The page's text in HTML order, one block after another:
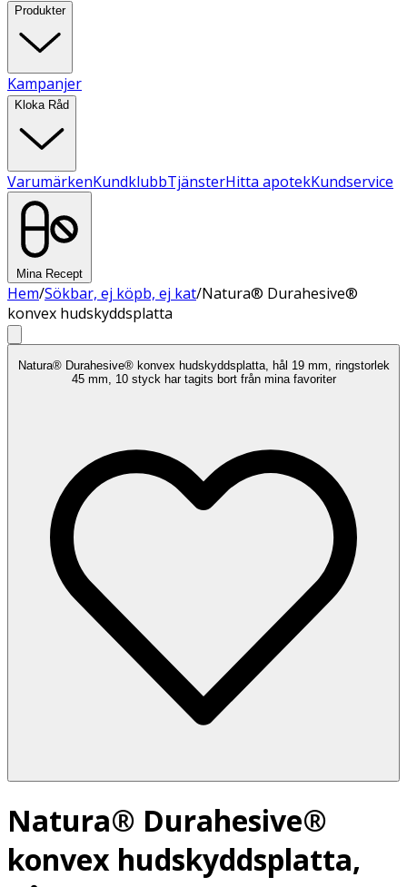
Produkter
Kampanjer
Kloka Råd
VarumärkenKundklubbTjänsterHitta apotekKundservice
Mina Recept
Hem/Sökbar, ej köpb, ej kat/Natura® Durahesive®
konvex hudskyddsplatta
Natura® Durahesive® konvex hudskyddsplatta, hål 19 mm, ringstorlek
45 mm, 10 styck har tagits bort från mina favoriter
Natura® Durahesive®
konvex hudskyddsplatta,